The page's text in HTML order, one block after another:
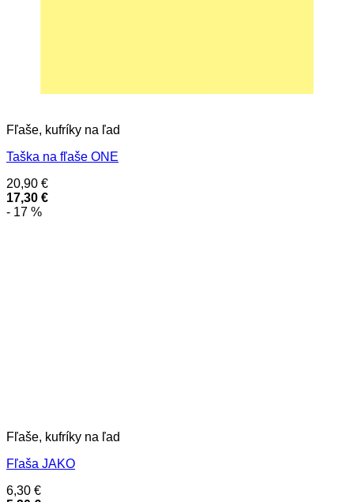
Fľaše, kufríky na ľad
Taška na fľaše ONE
20,90 €
17,30 €
- 17 %
Fľaše, kufríky na ľad
Fľaša JAKO
6,30 €